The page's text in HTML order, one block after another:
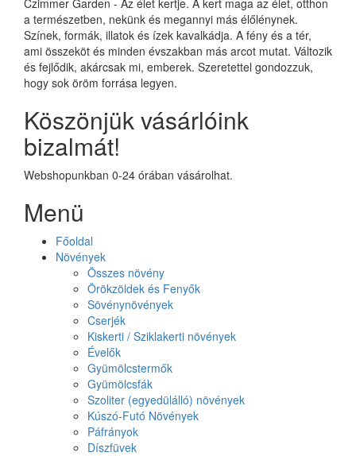
a természetben, nekünk és megannyi más élőlénynek.
Színek, formák, illatok és ízek kavalkádja. A fény és a tér,
ami összeköt és minden évszakban más arcot mutat. Változik
és fejlődik, akárcsak mi, emberek. Szeretettel gondozzuk,
hogy sok öröm forrása legyen.
Köszönjük vásárlóink
bizalmát!
Webshopunkban 0-24 órában vásárolhat.
Menü
Főoldal
Növények
Összes növény
Örökzöldek és Fenyők
Sövénynövények
Cserjék
Kiskerti / Sziklakerti növények
Évelők
Gyümölcstermők
Gyümölcsfák
Szoliter (egyedülálló) növények
Kúszó-Futó Növények
Páfrányok
Díszfüvek